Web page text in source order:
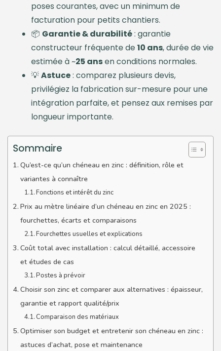
poses courantes, avec un minimum de
facturation pour petits chantiers.
📦 Garantie & durabilité: garantie
constructeur fréquente de10 ans, durée de vie
estimée à ~25 ansen conditions normales.
💡Astuce: comparez plusieurs devis,
privilégiez la fabrication sur-mesure pour une
intégration parfaite, et pensez aux remises par
longueur importante.
Sommaire
Qu’est-ce qu’un chéneau en zinc : définition, rôle et
variantes à connaître
Fonctions et intérêt du zinc
Prix au mètre linéaire d’un chéneau en zinc en 2025 :
fourchettes, écarts et comparaisons
Fourchettes usuelles et explications
Coût total avec installation : calcul détaillé, accessoire
et études de cas
Postes à prévoir
Choisir son zinc et comparer aux alternatives : épaisseur,
garantie et rapport qualité/prix
Comparaison des matériaux
Optimiser son budget et entretenir son chéneau en zinc :
astuces d’achat, pose et maintenance